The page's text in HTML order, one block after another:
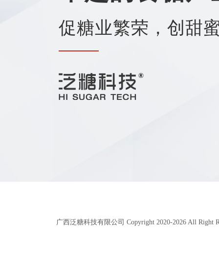
促糖业繁荣，创甜
广西泛糖科技有限公司 Copyright 2020-2026 All Right